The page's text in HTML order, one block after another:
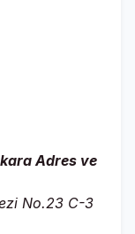
Adres ve
No.23 C-3